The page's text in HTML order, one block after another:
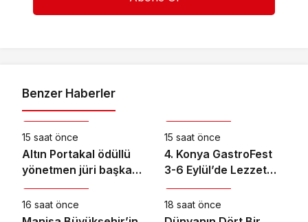
Benzer Haberler
Kültür & Sanat
15 saat önce
Altın Portakal ödüllü
yönetmen jüri başkanı
oldu
15 saat önce
4. Konya GastroFest
3-6 Eylül’de Lezzet
Tutkunlarını
Ağırlayacak
16 saat önce 18 saat önce